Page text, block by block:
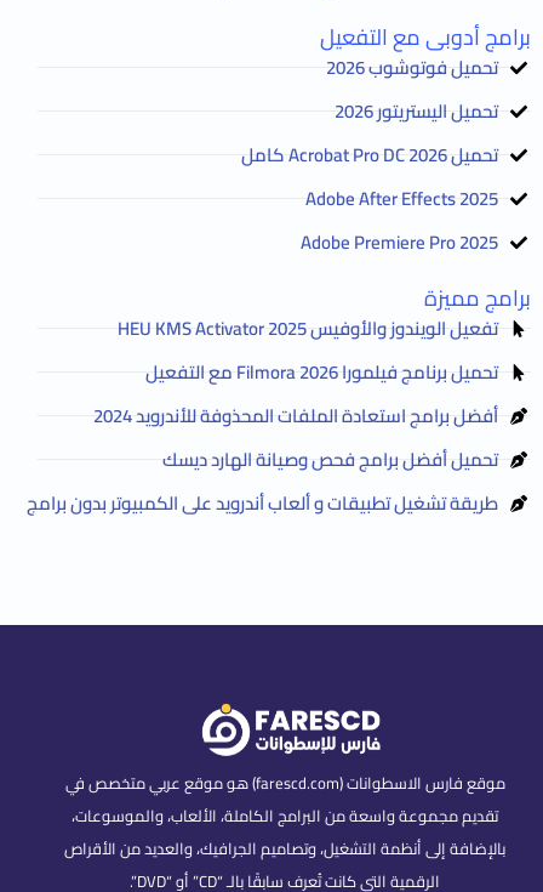
برامج أدوبى مع التفعيل
تحميل فوتوشوب 2026
تحميل اليستريتور 2026
تحميل Acrobat Pro DC 2026 كامل
Adobe After Effects 2025
Adobe Premiere Pro 2025
برامج مميزة
تفعيل الويندوز والأوفيس HEU KMS Activator 2025
تحميل برنامج فيلمورا Filmora 2026 مع التفعيل
أفضل برامج استعادة الملفات المحذوفة للأندرويد 2024
تحميل أفضل برامج فحص وصيانة الهارد ديسك
طريقة تشغيل تطبيقات و ألعاب أندرويد على الكمبيوتر بدون برامج
موقع فارس الاسطوانات (farescd.com) هو موقع عربي متخصص في
تقديم مجموعة واسعة من البرامج الكاملة، الألعاب، والموسوعات،
بالإضافة إلى أنظمة التشغيل، وتصاميم الجرافيك، والعديد من الأقراص
الرقمية التي كانت تُعرف سابقًا بالـ “CD” أو “DVD”.